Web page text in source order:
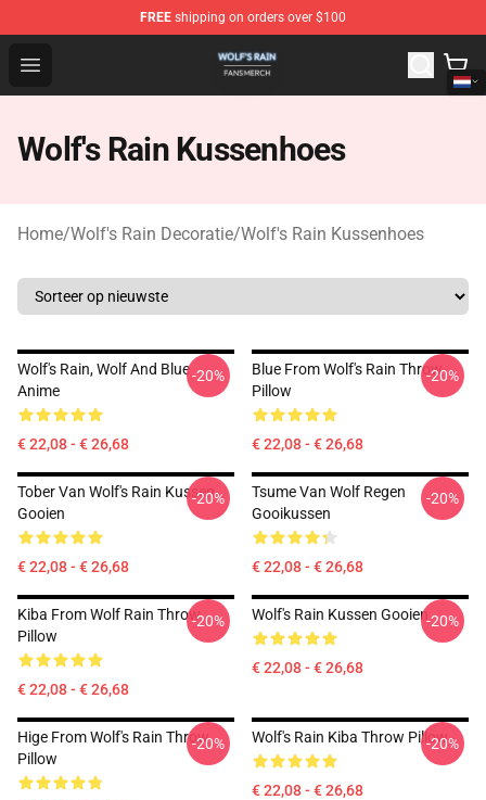
FREE shipping on orders over $100
Open menu
Wolf's Rain Shop - Official Wolf's Rain Merchandise Store
Wolf's Rain Kussenhoes
Home/Wolf's Rain Decoratie/Wolf's Rain Kussenhoes
Wolf's Rain, Wolf And Blue
Anime
€ 22,08 - € 26,68
-20%
Blue From Wolf's Rain Throw
Pillow
€ 22,08 - € 26,68
-20%
Tober Van Wolf's Rain Kussen
Gooien
€ 22,08 - € 26,68
-20%
Tsume Van Wolf Regen
Gooikussen
€ 22,08 - € 26,68
-20%
Kiba From Wolf Rain Throw
Pillow
€ 22,08 - € 26,68
-20% Wolf's Rain Kussen Gooien
€ 22,08 - € 26,68
-20%
Hige From Wolf's Rain Throw
Pillow
-20% Wolf's Rain Kiba Throw Pillow
€ 22,08 - € 26,68
-20%